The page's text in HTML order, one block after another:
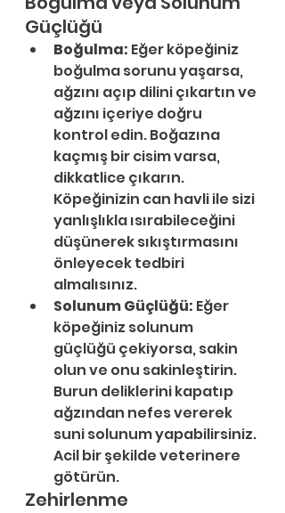
Güçlüğü
Boğulma: Eğer köpeğiniz
boğulma sorunu yaşarsa,
ağzını açıp dilini çıkartın ve
ağzını içeriye doğru
kontrol edin. Boğazına
kaçmış bir cisim varsa,
dikkatlice çıkarın.
Köpeğinizin can havli ile sizi
yanlışlıkla ısırabileceğini
düşünerek sıkıştırmasını
önleyecek tedbiri
almalısınız.
Solunum Güçlüğü: Eğer
köpeğiniz solunum
güçlüğü çekiyorsa, sakin
olun ve onu sakinleştirin.
Burun deliklerini kapatıp
ağzından nefes vererek
suni solunum yapabilirsiniz.
Acil bir şekilde veterinere
götürün.
Zehirlenme